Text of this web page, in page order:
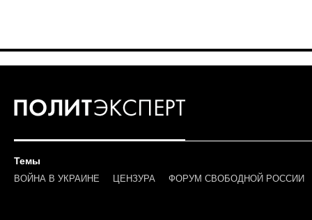
Темы
ВОЙНА В УКРАИНЕ ЦЕНЗУРА ФОРУМ СВОБОДНОЙ РОССИИ